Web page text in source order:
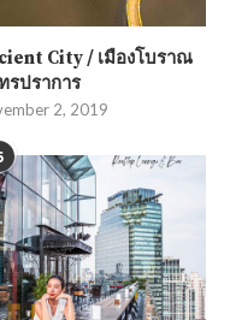
City / เมืองโบราณ
รปราการ
2, 2019